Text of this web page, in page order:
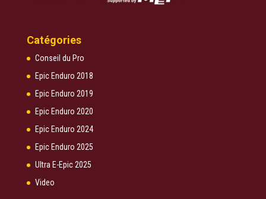
Catégories
Conseil du Pro
Epic Enduro 2018
Epic Enduro 2019
Epic Enduro 2020
Epic Enduro 2024
Epic Enduro 2025
Ultra E-Epic 2025
Video